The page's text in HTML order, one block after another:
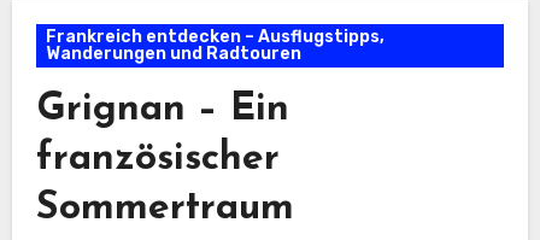
Frankreich entdecken – Ausflugstipps,
Wanderungen und Radtouren
Grignan – Ein
französischer
Sommertraum